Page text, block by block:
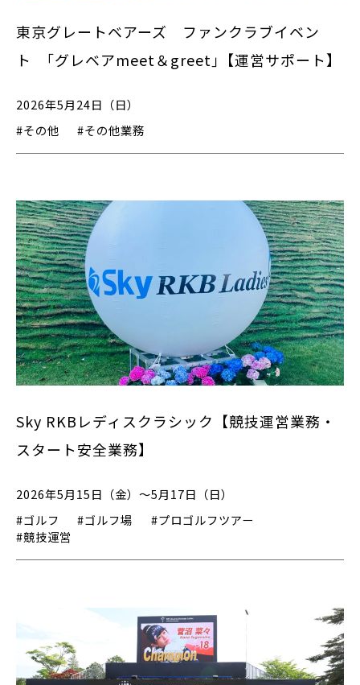
東京グレートベアーズ ファンクラブイベン
ト ｢グレベアmeet＆greet｣【運営サポート】
2026年5月24日（日）
#その他
#その他業務
Sky RKBレディスクラシック【競技運営業務・
スタート安全業務】
2026年5月15日（金）～5月17日（日）
#ゴルフ
#ゴルフ場
#プロゴルフツアー
#競技運営